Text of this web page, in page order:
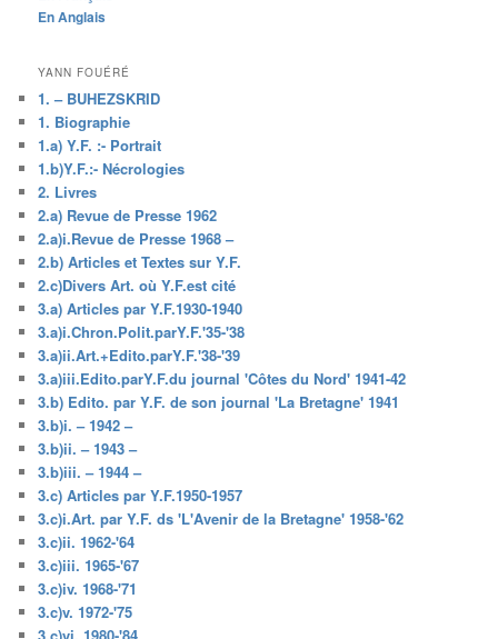
En Anglais
YANN FOUÉRÉ
1. – BUHEZSKRID
1. Biographie
1.a) Y.F. :- Portrait
1.b)Y.F.:- Nécrologies
2. Livres
2.a) Revue de Presse 1962
2.a)i.Revue de Presse 1968 –
2.b) Articles et Textes sur Y.F.
2.c)Divers Art. où Y.F.est cité
3.a) Articles par Y.F.1930-1940
3.a)i.Chron.Polit.parY.F.'35-'38
3.a)ii.Art.+Edito.parY.F.'38-'39
3.a)iii.Edito.parY.F.du journal 'Côtes du Nord' 1941-42
3.b) Edito. par Y.F. de son journal 'La Bretagne' 1941
3.b)i. – 1942 –
3.b)ii. – 1943 –
3.b)iii. – 1944 –
3.c) Articles par Y.F.1950-1957
3.c)i.Art. par Y.F. ds 'L'Avenir de la Bretagne' 1958-'62
3.c)ii. 1962-'64
3.c)iii. 1965-'67
3.c)iv. 1968-'71
3.c)v. 1972-'75
3.c)vi. 1980-'84